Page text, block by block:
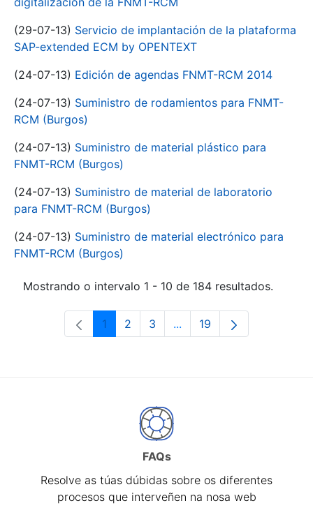
(29-07-13) Servicio de implantación de la plataforma
SAP-extended ECM by OPENTEXT
(24-07-13) Edición de agendas FNMT-RCM 2014
(24-07-13) Suministro de rodamientos para FNMT-
RCM (Burgos)
(24-07-13) Suministro de material plástico para
FNMT-RCM (Burgos)
(24-07-13) Suministro de material de laboratorio
para FNMT-RCM (Burgos)
(24-07-13) Suministro de material electrónico para
FNMT-RCM (Burgos)
Mostrando o intervalo 1 - 10 de 184 resultados.
Páxina
1 Páxina
2 Páxina
3 ...Páxinas intermedias Use
Páxina
19
FAQs
Resolve as túas dúbidas sobre os diferentes
procesos que interveñen na nosa web